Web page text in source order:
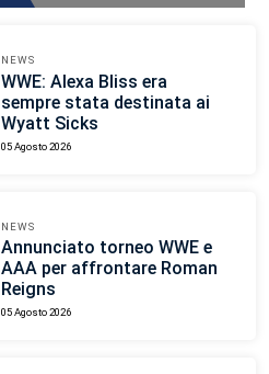
NEWS
WWE: Alexa Bliss era
sempre stata destinata ai
Wyatt Sicks
05 Agosto 2026
NEWS
Annunciato torneo WWE e
AAA per affrontare Roman
Reigns
05 Agosto 2026